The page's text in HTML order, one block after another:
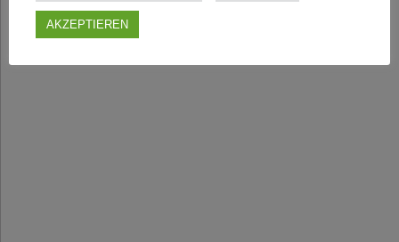
AKZEPTIEREN